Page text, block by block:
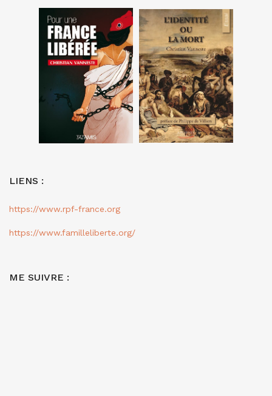
LIENS :
https://www.rpf-france.org
https://www.familleliberte.org/
ME SUIVRE :